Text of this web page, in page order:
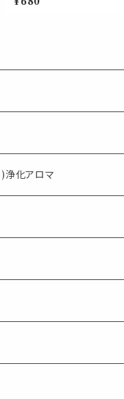
ックス 上品 フローラル ハー
スーシリーズ
化アロマ